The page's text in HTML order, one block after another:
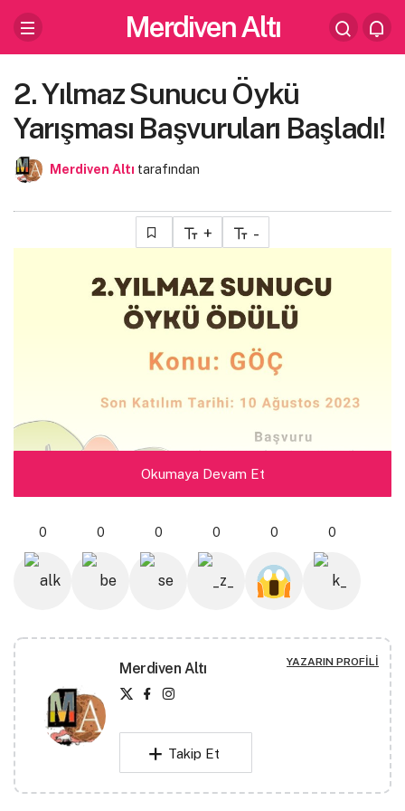
Merdiven Altı
2. Yılmaz Sunucu Öykü
Yarışması Başvuruları Başladı!
Merdiven Altı tarafından
+ -
“Sokaktaki Öğretmen” lakabıyla tanınan Eğitimci-Yazar
“Yılmaz Sunucu” anısına düzenlenen öykü
ödülüne başvurular başladı.
Ödülün amacı, günümüz kalemlerinin birçoğuna emek
Okumaya Devam Et
0 0 0 0 0 0
Merdiven Altı YAZARIN PROFILI
Takip Et